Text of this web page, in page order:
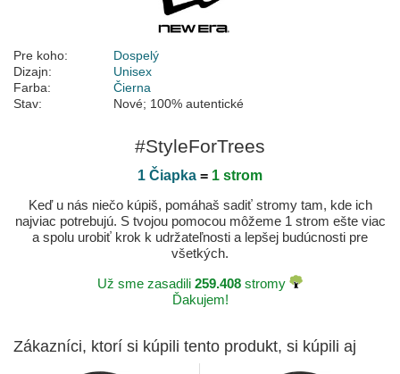
Pre koho:
Dospelý
Dizajn:
Unisex
Farba:
Čierna
Stav:
Nové; 100% autentické
#StyleForTrees
1 Čiapka = 1 strom
Keď u nás niečo kúpiš, pomáhaš sadiť stromy tam, kde ich
najviac potrebujú. S tvojou pomocou môžeme 1 strom ešte viac
a spolu urobiť krok k udržateľnosti a lepšej budúcnosti pre
všetkých.
Už sme zasadili 259.408 stromy
Ďakujem!
Zákazníci, ktorí si kúpili tento produkt, si kúpili aj